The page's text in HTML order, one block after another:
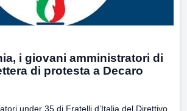
i giovani amministratori di
di protesta a Decaro
under 35 di Fratelli d’Italia del Direttivo